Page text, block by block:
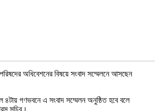
অধিবেশনের বিষয়ে সংবাদ সম্মেলনে আসছেন
৪টায় গণভবনে এ সংবাদ সম্মেলন অনুষ্ঠিত হবে বলে
সচিব।